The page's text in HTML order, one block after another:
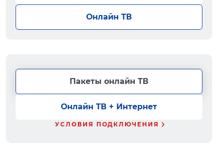
Онлайн ТВ
Пакеты онлайн ТВ
Онлайн ТВ + Интернет
УСЛОВИЯ ПОДКЛЮЧЕНИЯ